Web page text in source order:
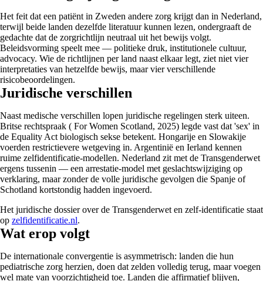
Het feit dat een patiënt in Zweden andere zorg krijgt dan in Nederland,
terwijl beide landen dezelfde literatuur kunnen lezen, ondergraaft de
gedachte dat de zorgrichtlijn neutraal uit het bewijs volgt.
Beleidsvorming speelt mee — politieke druk, institutionele cultuur,
advocacy. Wie de richtlijnen per land naast elkaar legt, ziet niet vier
interpretaties van hetzelfde bewijs, maar vier verschillende
risicobeoordelingen.
Juridische verschillen
Naast medische verschillen lopen juridische regelingen sterk uiteen.
Britse rechtspraak ( For Women Scotland, 2025) legde vast dat 'sex' in
de Equality Act biologisch sekse betekent. Hongarije en Slowakije
voerden restrictievere wetgeving in. Argentinië en Ierland kennen
ruime zelfidentificatie-modellen. Nederland zit met de Transgenderwet
ergens tussenin — een arrestatie-model met geslachtswijziging op
verklaring, maar zonder de volle juridische gevolgen die Spanje of
Schotland kortstondig hadden ingevoerd.
Het juridische dossier over de Transgenderwet en zelf-identificatie staat
op zelfidentificatie.nl.
Wat erop volgt
De internationale convergentie is asymmetrisch: landen die hun
pediatrische zorg herzien, doen dat zelden volledig terug, maar voegen
wel mate van voorzichtigheid toe. Landen die affirmatief blijven,